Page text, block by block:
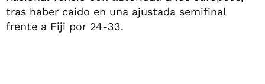
tras haber caído en una ajustada semifinal
frente a Fiji por 24-33.